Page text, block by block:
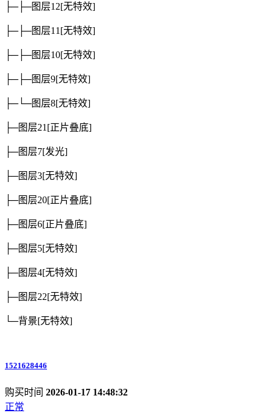
├─├─图层12[无特效]
├─├─图层11 [无特效]
├─├─图层10[无特效]
├─├─图层9[无特效]
├─└─图层8[无特效]
├─图层21 [正片叠底]
├─图层7[发光]
├─图层3[无特效]
├─图层20[正片叠底]
├─图层6[正片叠底]
├─图层5[无特效]
├─图层4[无特效]
├─图层22[无特效]
└─背景[无特效]
1521628446
购买时间 2026-01-17 14:48:32
正常